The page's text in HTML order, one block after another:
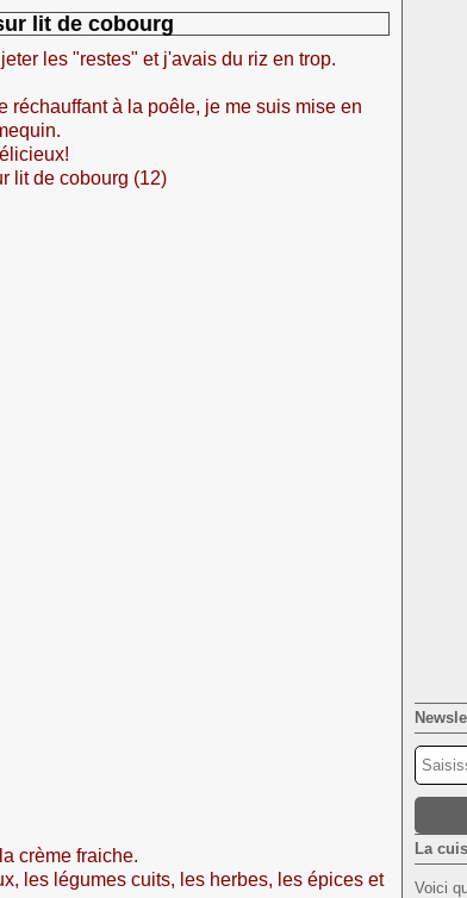
lit de cobourg
les "restes" et j'avais du riz en trop.
réchauffant à la poêle, je me suis mise en
crème fraiche.
les légumes cuits, les herbes, les épices et
La
Voici